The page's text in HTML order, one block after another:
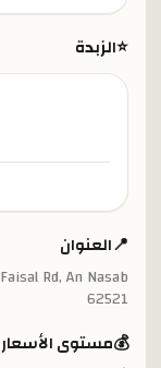
⭐الزبدة
📍العنوان
62521
💰مستوى الأسعار